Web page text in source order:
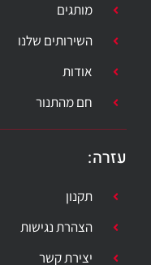
מותגים
השירותים שלנו
אודות
חם מהתנור
עזרה:
תקנון
הצהרת נגישות
יצירת קשר